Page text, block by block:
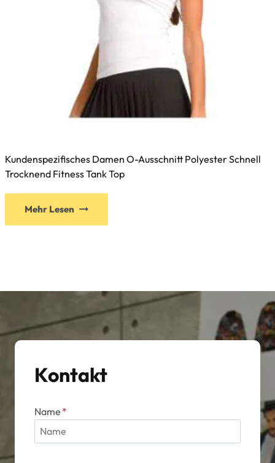
Kundenspezifisches Damen O-Ausschnitt Polyester Schnell
Trocknend Fitness Tank Top
Mehr Lesen
Kontakt
Name *